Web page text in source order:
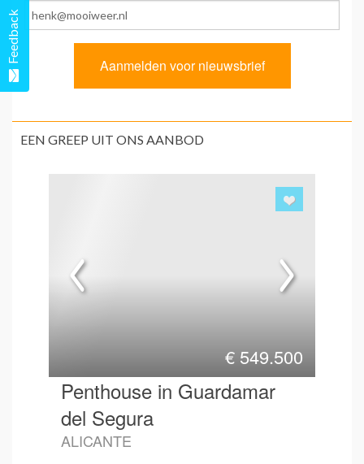
EEN GREEP UIT ONS AANBOD
€ 549.500
Penthouse in Guardamar
del Segura
ALICANTE
Feedback